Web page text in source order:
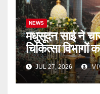
NEWS
मधुसूदन साई ने
चिकित्सा विभागों
JUL 27, 2026